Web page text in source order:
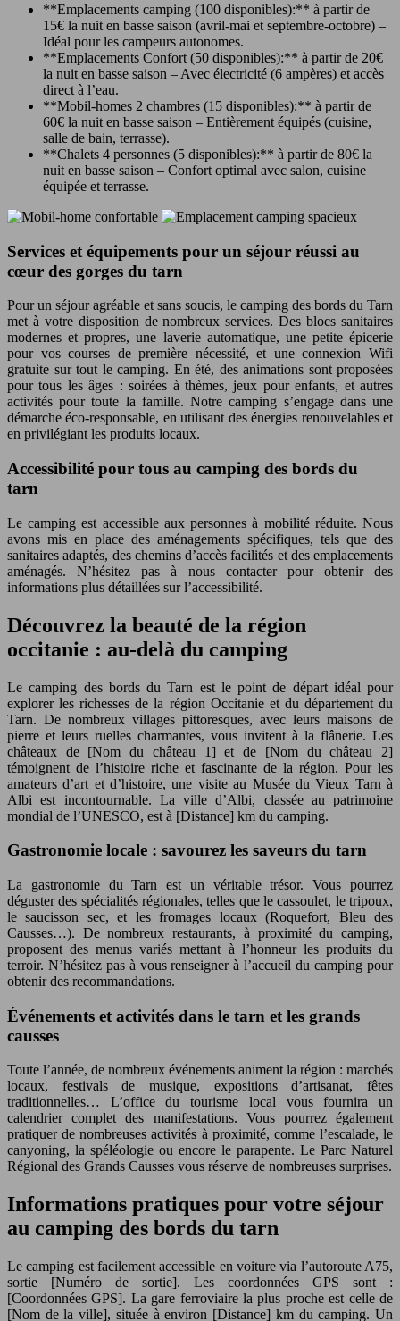
**Emplacements camping (100 disponibles):** à partir de
15€ la nuit en basse saison (avril-mai et septembre-octobre) –
Idéal pour les campeurs autonomes.
**Emplacements Confort (50 disponibles):** à partir de 20€
la nuit en basse saison – Avec électricité (6 ampères) et accès
direct à l’eau.
**Mobil-homes 2 chambres (15 disponibles):** à partir de
60€ la nuit en basse saison – Entièrement équipés (cuisine,
salle de bain, terrasse).
**Chalets 4 personnes (5 disponibles):** à partir de 80€ la
nuit en basse saison – Confort optimal avec salon, cuisine
équipée et terrasse.
Services et équipements pour un séjour réussi au
cœur des gorges du tarn
Pour un séjour agréable et sans soucis, le camping des bords du Tarn
met à votre disposition de nombreux services. Des blocs sanitaires
modernes et propres, une laverie automatique, une petite épicerie
pour vos courses de première nécessité, et une connexion Wifi
gratuite sur tout le camping. En été, des animations sont proposées
pour tous les âges : soirées à thèmes, jeux pour enfants, et autres
activités pour toute la famille. Notre camping s’engage dans une
démarche éco-responsable, en utilisant des énergies renouvelables et
en privilégiant les produits locaux.
Accessibilité pour tous au camping des bords du
tarn
Le camping est accessible aux personnes à mobilité réduite. Nous
avons mis en place des aménagements spécifiques, tels que des
sanitaires adaptés, des chemins d’accès facilités et des emplacements
aménagés. N’hésitez pas à nous contacter pour obtenir des
informations plus détaillées sur l’accessibilité.
Découvrez la beauté de la région
occitanie : au-delà du camping
Le camping des bords du Tarn est le point de départ idéal pour
explorer les richesses de la région Occitanie et du département du
Tarn. De nombreux villages pittoresques, avec leurs maisons de
pierre et leurs ruelles charmantes, vous invitent à la flânerie. Les
châteaux de [Nom du château 1] et de [Nom du château 2]
témoignent de l’histoire riche et fascinante de la région. Pour les
amateurs d’art et d’histoire, une visite au Musée du Vieux Tarn à
Albi est incontournable. La ville d’Albi, classée au patrimoine
mondial de l’UNESCO, est à [Distance] km du camping.
Gastronomie locale : savourez les saveurs du tarn
La gastronomie du Tarn est un véritable trésor. Vous pourrez
déguster des spécialités régionales, telles que le cassoulet, le tripoux,
le saucisson sec, et les fromages locaux (Roquefort, Bleu des
Causses…). De nombreux restaurants, à proximité du camping,
proposent des menus variés mettant à l’honneur les produits du
terroir. N’hésitez pas à vous renseigner à l’accueil du camping pour
obtenir des recommandations.
Événements et activités dans le tarn et les grands
causses
Toute l’année, de nombreux événements animent la région : marchés
locaux, festivals de musique, expositions d’artisanat, fêtes
traditionnelles… L’office du tourisme local vous fournira un
calendrier complet des manifestations. Vous pourrez également
pratiquer de nombreuses activités à proximité, comme l’escalade, le
canyoning, la spéléologie ou encore le parapente. Le Parc Naturel
Régional des Grands Causses vous réserve de nombreuses surprises.
Informations pratiques pour votre séjour
au camping des bords du tarn
Le camping est facilement accessible en voiture via l’autoroute A75,
sortie [Numéro de sortie]. Les coordonnées GPS sont :
[Coordonnées GPS]. La gare ferroviaire la plus proche est celle de
[Nom de la ville], située à environ [Distance] km du camping. Un